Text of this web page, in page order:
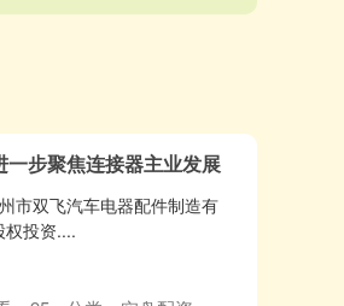
步聚焦连接器主业发展
市双飞汽车电器配件制造有
权投资....